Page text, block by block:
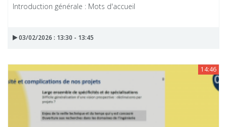
Introduction générale : Mots d'accueil
03/02/2026 : 13:30 - 13:45
14:46